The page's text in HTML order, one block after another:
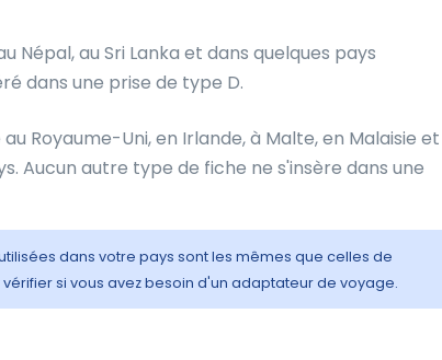
Népal, au Sri Lanka et dans quelques pays
dans une prise de type D.
Royaume-Uni, en Irlande, à Malte, en Malaisie et
Aucun autre type de fiche ne s'insère dans une
dans votre pays sont les mêmes que celles de
si vous avez besoin d'un adaptateur de voyage.